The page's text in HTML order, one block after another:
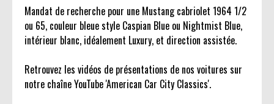
Mandat de recherche pour une Mustang cabriolet 1964 1/2
ou 65, couleur bleue style Caspian Blue ou Nightmist Blue,
intérieur blanc, idéalement Luxury, et direction assistée.
Retrouvez les vidéos de présentations de nos voitures sur
notre chaîne YouTube 'American Car City Classics'.